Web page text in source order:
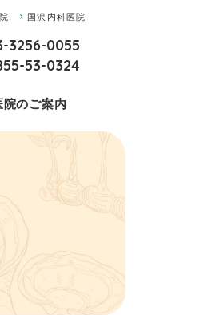
国沢内科医院
3256-0055
53-0324
院のご案内